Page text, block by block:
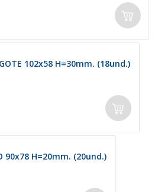
102x58 H=30mm. (18und.)
90x78 H=20mm. (20und.)